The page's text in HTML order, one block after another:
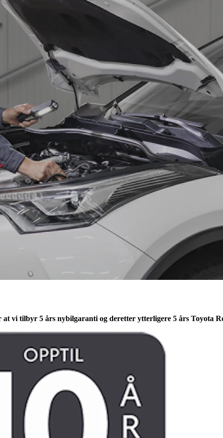
vi tilbyr 5 års nybilgaranti og deretter ytterligere 5 års Toyota